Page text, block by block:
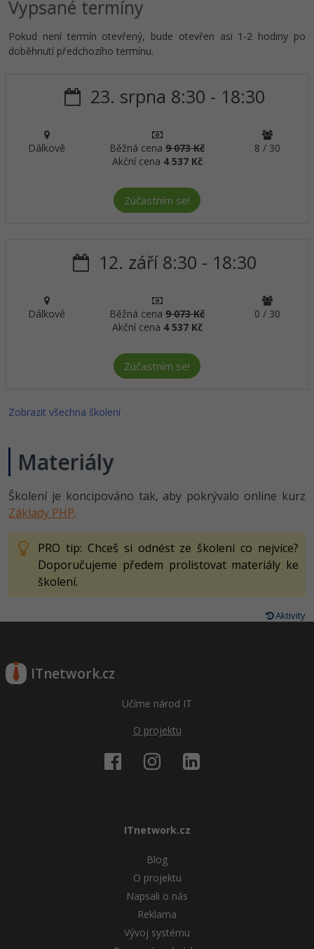
Vypsané termíny
Pokud není termín otevřený, bude otevřen asi 1-2 hodiny po
doběhnutí předchozího termínu.
23. srpna 8:30 - 18:30
Dálkově Běžná cena 9 073 Kč
Akční cena 4 537 Kč
8 / 30
Zúčastním se!
12. září 8:30 - 18:30
Dálkově Běžná cena 9 073 Kč
Akční cena 4 537 Kč
0 / 30
Zúčastním se!
Zobrazit všechna školení
Materiály
Školení je koncipováno tak, aby pokrývalo online kurz
Základy PHP.
PRO tip: Chceš si odnést ze školení co nejvíce?
Doporučujeme předem prolistovat materiály ke
školení.
Aktivity
ITnetwork.cz
Učíme národ IT
O projektu
ITnetwork.cz
Blog
O projektu
Napsali o nás
Reklama
Vývoj systému